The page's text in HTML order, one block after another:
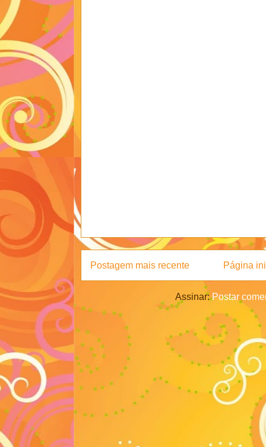
Postagem mais recente Página
Assinar:Postar